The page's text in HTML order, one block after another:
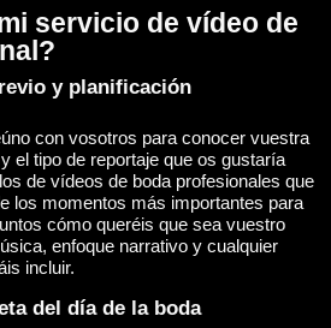
servicio de vídeo de
y planificación
con vosotros para conocer vuestra
el tipo de reportaje que os gustaría
de vídeos de boda profesionales que
los momentos más importantes para
cómo queréis que sea vuestro
enfoque narrativo y cualquier
incluir.
del día de la boda